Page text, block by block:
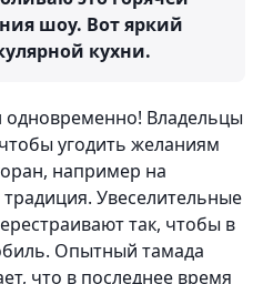
шоу. Вот яркий
кухни.
Владельцы
угодить желаниям
например на
Увеселительные
так, чтобы в
Опытный тамада
что в последнее время